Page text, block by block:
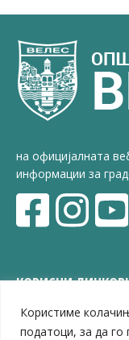
Користиме
податоци, за да
на официјалната
информации за
КОРИСНИ
ЗЕЛС – Заедница на
Центар за развој